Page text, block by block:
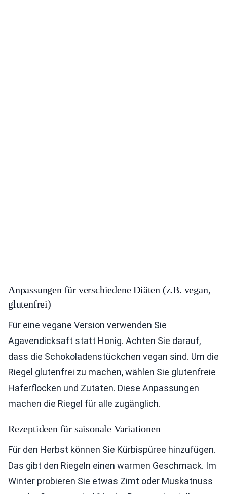
Anpassungen für verschiedene Diäten (z.B. vegan,
glutenfrei)
Für eine vegane Version verwenden Sie
Agavendicksaft statt Honig. Achten Sie darauf,
dass die Schokoladenstückchen vegan sind. Um die
Riegel glutenfrei zu machen, wählen Sie glutenfreie
Haferflocken und Zutaten. Diese Anpassungen
machen die Riegel für alle zugänglich.
Rezeptideen für saisonale Variationen
Für den Herbst können Sie Kürbispüree hinzufügen.
Das gibt den Riegeln einen warmen Geschmack. Im
Winter probieren Sie etwas Zimt oder Muskatnuss